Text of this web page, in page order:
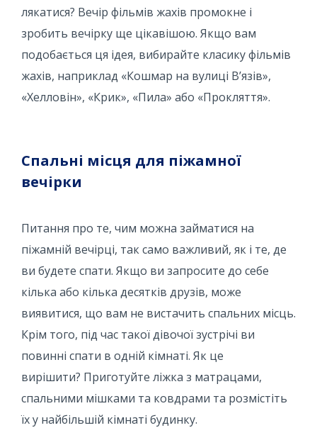
лякатися? Вечір фільмів жахів промокне і
зробить вечірку ще цікавішою. Якщо вам
подобається ця ідея, вибирайте класику фільмів
жахів, наприклад «Кошмар на вулиці В’язів»,
«Хелловін», «Крик», «Пила» або «Прокляття».
Спальні місця для піжамної
вечірки
Питання про те, чим можна займатися на
піжамній вечірці, так само важливий, як і те, де
ви будете спати. Якщо ви запросите до себе
кілька або кілька десятків друзів, може
виявитися, що вам не вистачить спальних місць.
Крім того, під час такої дівочої зустрічі ви
повинні спати в одній кімнаті. Як це
вирішити? Приготуйте ліжка з матрацами,
спальними мішками та ковдрами та розмістіть
їх у найбільшій кімнаті будинку.